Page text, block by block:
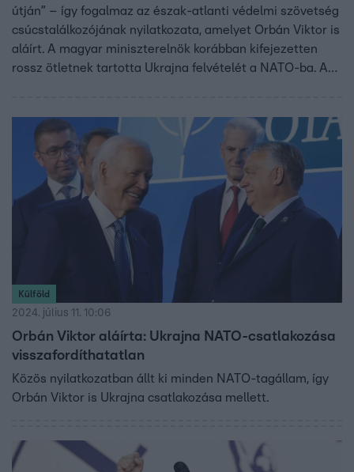
útján” – így fogalmaz az észak-atlanti védelmi szövetség
csúcstalálkozójának nyilatkozata, amelyet Orbán Viktor is
aláírt. A magyar miniszterelnök korábban kifejezetten
rossz ötletnek tartotta Ukrajna felvételét a NATO-ba. A
Külföld
2024. július 11. 10:06
Orbán Viktor aláírta: Ukrajna NATO-csatlakozása
visszafordíthatatlan
Közös nyilatkozatban állt ki minden NATO-tagállam, így
Orbán Viktor is Ukrajna csatlakozása mellett.